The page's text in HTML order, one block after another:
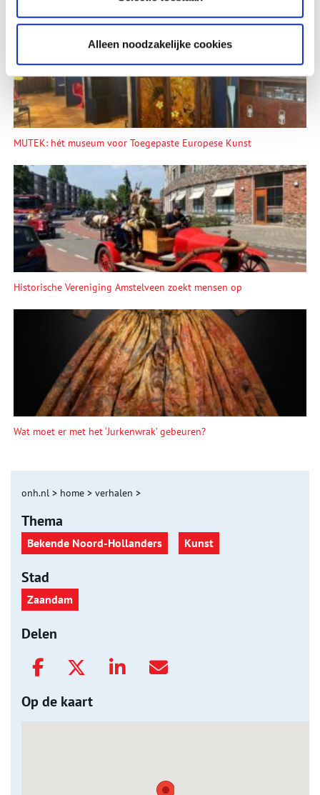
Alleen noodzakelijke cookies
MUTEK: hét museum voor Toegepaste Europese Kunst
Historische Vereniging Amstelveen zoekt mensen op
Wat moet er met het ‘Jurkenwrak’ gebeuren?
onh.nl > home > verhalen >
Thema
Bekende Noord-Hollanders Kunst
Stad
Zaandam
Delen
Op de kaart